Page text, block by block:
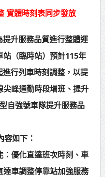
」得獎者及入
系
大換血 蔡順元
實體時刻表同步發放
升服務品質進行整體運
（臨時站）預計115年
行列車時刻調整，以提
峰通勤時段增班、提升
自強號車隊提升服務品
如下：
優化直達班次時刻、車
車調整停靠站加強服務